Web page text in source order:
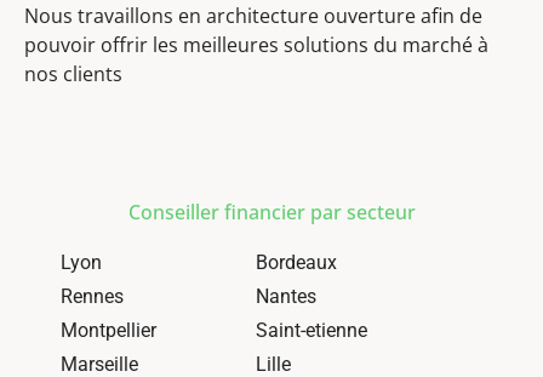
Nous travaillons en architecture ouverture afin de
pouvoir offrir les meilleures solutions du marché à
nos clients
Conseiller financier par secteur
Lyon
Bordeaux
Rennes
Nantes
Montpellier
Saint-etienne
Marseille
Lille